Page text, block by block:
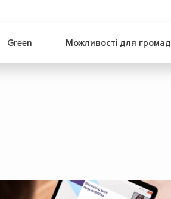
Green Можливості для громад